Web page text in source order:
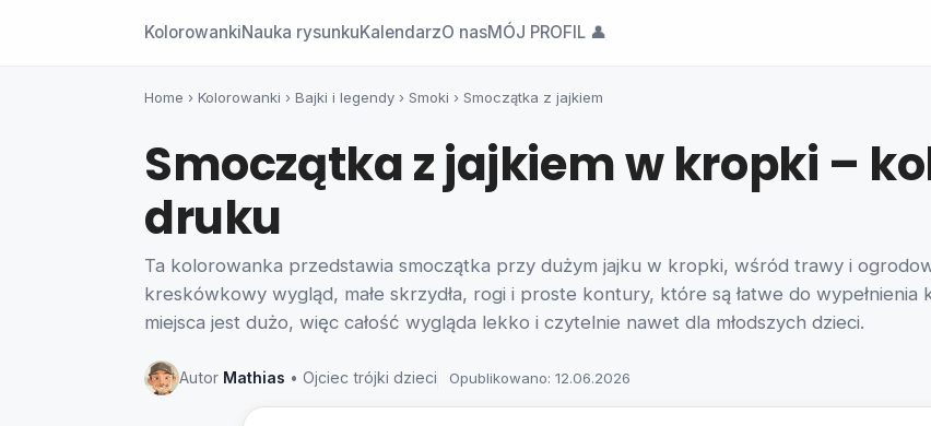
KolorowankiNauka rysunkuKalendarzO nasMÓJ PROFIL 👤
Home › Kolorowanki › Bajki i legendy › Smoki › Smoczątka z jajkiem
Smoczątka z jajkiem w kropki –
druku
Ta kolorowanka przedstawia smoczątka przy dużym jajku w kropki, wśród trawy i
kreskówkowy wygląd, małe skrzydła, rogi i proste kontury, które są łatwe do wypełnienia
miejsca jest dużo, więc całość wygląda lekko i czytelnie nawet dla młodszych dzieci.
Autor Mathias • Ojciec trójki dzieci Opublikowano: 12.06.2026